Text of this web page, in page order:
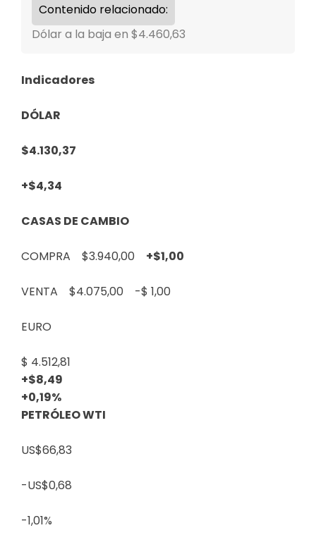
Contenido relacionado:
Dólar a la baja en $4.460,63
Indicadores
DÓLAR
$4.130,37
+$4,34
CASAS DE CAMBIO
COMPRA $3.940,00 +$1,00
VENTA $4.075,00 -$ 1,00
EURO
$ 4.512,81
+$8,49
+0,19%
PETRÓLEO WTI
US$66,83
-US$0,68
-1,01%